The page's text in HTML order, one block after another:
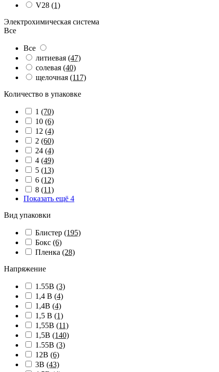
V28 (1)
Электрохимическая система
Все
Все
литиевая (47)
солевая (40)
щелочная (117)
Количество в упаковке
1 (70)
10 (6)
12 (4)
2 (60)
24 (4)
4 (49)
5 (13)
6 (12)
8 (11)
Показать ещё 4
Вид упаковки
Блистер (195)
Бокс (6)
Пленка (28)
Напряжение
1.55В (3)
1,4 В (4)
1,4В (4)
1,5 В (1)
1,55В (11)
1,5В (140)
1.55В (3)
12В (6)
3В (43)